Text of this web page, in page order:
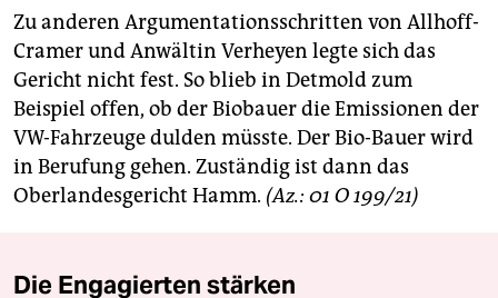
Zu anderen Argumentationsschritten von Allhoff-
Cramer und Anwältin Verheyen legte sich das
Gericht nicht fest. So blieb in Detmold zum
Beispiel offen, ob der Biobauer die Emissionen der
VW-Fahrzeuge dulden müsste. Der Bio-Bauer wird
in Berufung gehen. Zuständig ist dann das
Oberlandesgericht Hamm. (Az.: 01 O 199/21)
Die Engagierten stärken